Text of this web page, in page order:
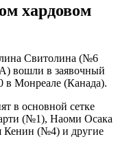
хардовом
Свитолина (№6
вошли в заявочный
в Монреале (Канада).
в основной сетке
(№1), Наоми Осака
(№4) и другие